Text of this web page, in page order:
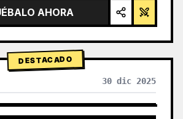
AHORA
DESTACADO
30 dic 2025